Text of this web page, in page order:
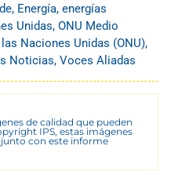
, Energía, energías
Unidas, ONU Medio
Naciones Unidas (ONU),
Noticias, Voces Aliadas
de calidad que pueden
IPS, estas imágenes
con este informe